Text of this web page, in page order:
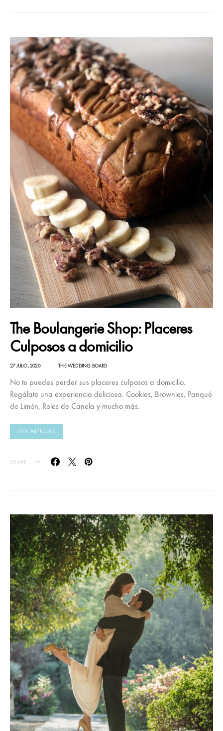
The Boulangerie Shop: Placeres
Culposos a domicilio
27 JULIO, 2020 THE WEDDING BOARD
No te puedes perder sus placeres culposos a domicilio.
Regálate una experiencia deliciosa. Cookies, Brownies, Panqué
de Limón, Roles de Canela y mucho más.
LEER ARTÍCULO
SHARE